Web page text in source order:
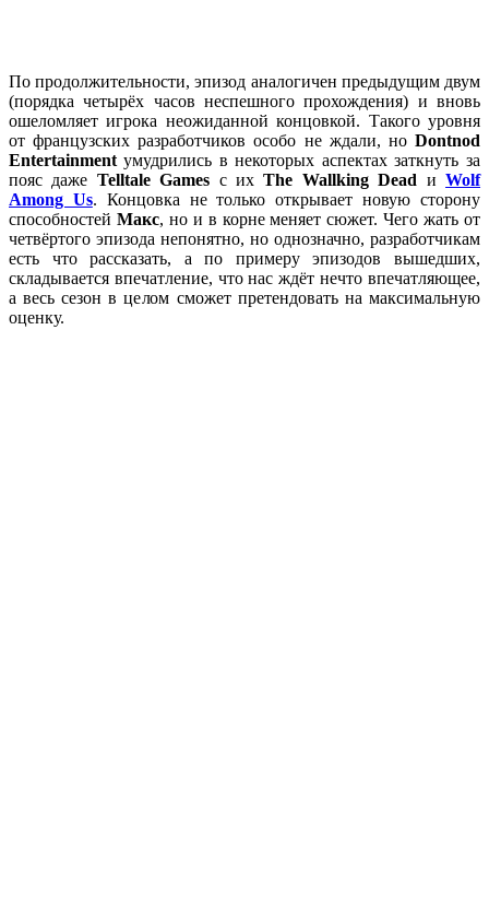
По продолжительности, эпизод аналогичен предыдущим двум
(порядка четырёх часов неспешного прохождения) и вновь
ошеломляет игрока неожиданной концовкой. Такого уровня
от французских разработчиков особо не ждали, но Dontnod
Entertainment умудрились в некоторых аспектах заткнуть за
пояс даже Telltale Games с ихThe Wallking Dead иWolf
Among Us. Концовка не только открывает новую сторону
способностей Макс, но и в корне меняет сюжет. Чего жать от
четвёртого эпизода непонятно, но однозначно, разработчикам
есть что рассказать, а по примеру эпизодов вышедших,
складывается впечатление, что нас ждёт нечто впечатляющее,
а весь сезон в целом сможет претендовать на максимальную
оценку.